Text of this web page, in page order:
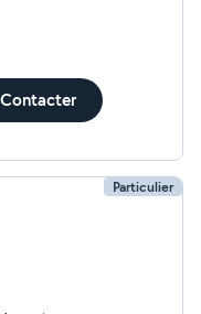
Contacter
Particulier